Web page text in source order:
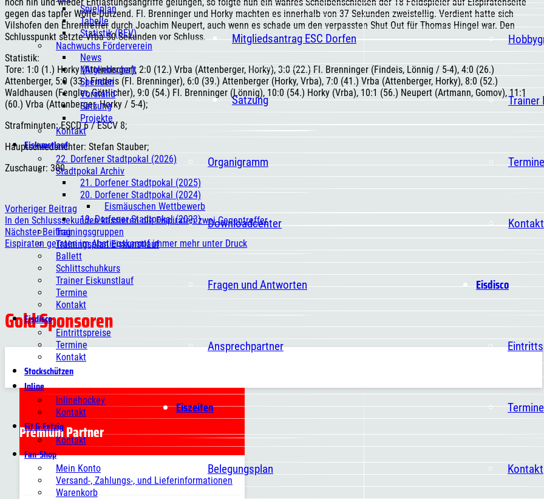
Trainer
Termine
Kontakt
Eisdisco
Termine
Kontakt
Mitgliedsantrag ESC Dorfen
Satzung
Organigramm
Downloadcenter
Fragen und Antworten
Ansprechpartner
Eiszeiten
Belegungsplan
Spielplan
Tabelle
Statistik (BEV)
Nachwuchs Förderverein
News
Mitgliedschaft
Spenden
Vorstand
Satzung
Projekte
Kontakt
Eiskunstlauf
22. Dorfener Stadtpokal (2026)
Stadtpokal Archiv
21. Dorfener Stadtpokal (2025)
20. Dorfener Stadtpokal (2024)
Eismäuschen Wettbewerb
19. Dorfener Stadtpokal (2023)
Trainingsgruppen
Trainingsplan Eiskunstlauf
Ballett
Schlittschuhkurs
Trainer Eiskunstlauf
Termine
Kontakt
Eisdisco
Eintrittspreise
Termine
Kontakt
Stockschützen
Inline
Inlinehockey
Kontakt
Fit & Fetzig
Kontakt
Fan-Shop
Mein Konto
Versand-, Zahlungs-, und Lieferinformationen
Warenkorb
gegen das tapfer Wölfe-Dutzend. Fl. Brenninger und Horky machten es innerhalb von 37 Sekunden zweistellig. Verdient hatte sich
Vilshofen den Ehrentreffer durch Joachim Neupert, auch wenn es schade um den verpassten Shut Out für Thomas Hingel war. Den
Schlusspunkt setzte Vrba 50 Sekunden vor Schluss.
Statistik:
Tore: 1:0 (1.) Horky (Attenberger), 2:0 (12.) Vrba (Attenberger, Horky), 3:0 (22.) Fl. Brenninger (Findeis, Lönnig / 5-4), 4:0 (26.)
Attenberger, 5:0 (33.) Findeis (Fl. Brenninger), 6:0 (39.) Attenberger (Horky, Vrba), 7:0 (41.) Vrba (Attenberger, Horky), 8:0 (52.)
Waldhausen (Fengler, Göttlicher), 9:0 (54.) Fl. Brenninger (Lönnig), 10:0 (54.) Horky (Vrba), 10:1 (56.) Neupert (Artmann, Gomov), 11:1
(60.) Vrba (Attenberger, Horky / 5-4);
Strafminuten: ESCD 6 / ESCV 8;
Hauptschiedsrichter: Stefan Stauber;
Zuschauer: 300
Vorheriger Beitrag
In den Schlusssekunden kassieren die Eispiraten zwei Gegentreffer
Nächster Beitrag
Eispiraten geraten im Abstiegskampf immer mehr unter Druck
Gold Sponsoren
Premium Partner